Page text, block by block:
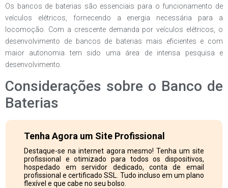
Os bancos de baterias são essenciais para o funcionamento de
veículos elétricos, fornecendo a energia necessária para a
locomoção. Com a crescente demanda por veículos elétricos, o
desenvolvimento de bancos de baterias mais eficientes e com
maior autonomia tem sido uma área de intensa pesquisa e
desenvolvimento.
Considerações sobre o Banco de
Baterias
Tenha Agora um Site Profissional
Destaque-se na internet agora mesmo! Tenha um site
profissional e otimizado para todos os dispositivos,
hospedado em servidor dedicado, conta de email
profissional e certificado SSL. Tudo incluso em um plano
flexível e que cabe no seu bolso.